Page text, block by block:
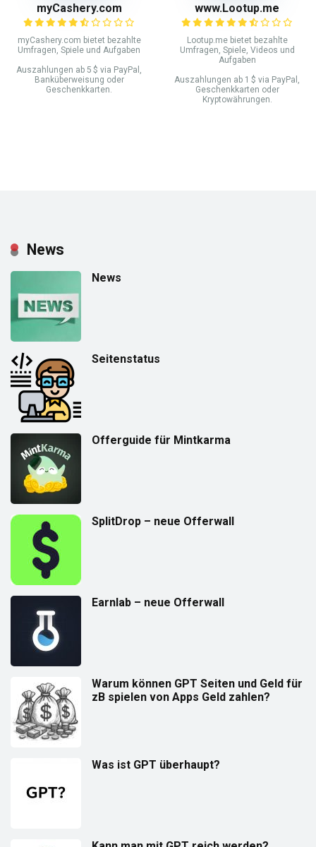
myCashery.com
myCashery.com bietet bezahlte
Umfragen, Spiele und Aufgaben
Auszahlungen ab 5 $ via PayPal,
Banküberweisung oder
Geschenkkarten.
www.Lootup.me
Lootup.me bietet bezahlte
Umfragen, Spiele, Videos und
Aufgaben
Auszahlungen ab 1 $ via PayPal,
Geschenkkarten oder
Kryptowährungen.
News
News
Seitenstatus
Offerguide für Mintkarma
SplitDrop – neue Offerwall
Earnlab – neue Offerwall
Warum können GPT Seiten und Geld für
zB spielen von Apps Geld zahlen?
Was ist GPT überhaupt?